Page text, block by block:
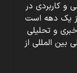
و کاربردی در
از یک دهه است
و تحلیلی
بین المللی از